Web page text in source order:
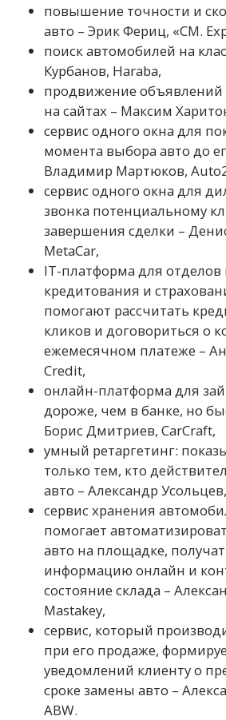
повышение точности и
авто – Эрик Фериц, «CM.
поиск автомобилей на
Курбанов, Haraba,
продвижение объявлений
на сайтах – Максим
сервис одного окна для
момента выбора авто до
Владимир Мартюков,
сервис одного окна для
звонка потенциальному
завершения сделки –
MetaCar,
IT-платформа для
кредитования и
помогают рассчитать
кликов и договориться о
ежемесячном платеже –
Credit,
онлайн-платформа для
дороже, чем в банке, но
Борис Дмитриев, CarCraft,
умный ретаргетинг:
только тем, кто
авто – Александр
сервис хранения
помогает
авто на площадке,
информацию онлайн и
состояние склада –
Mastakey,
сервис, который
при его продаже,
уведомлений клиенту о
сроке замены авто –
ABW.